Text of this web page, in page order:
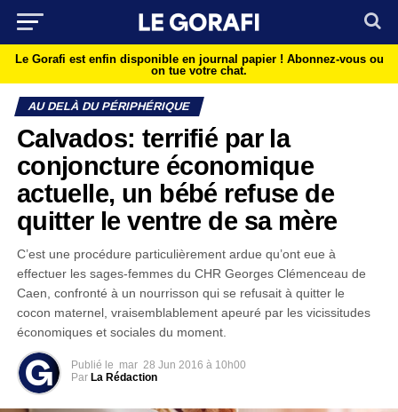
Le Gorafi est enfin disponible en journal papier ! Abonnez-vous ou
on tue votre chat.
AU DELÀ DU PÉRIPHÉRIQUE
Calvados: terrifié par la
conjoncture économique
actuelle, un bébé refuse de
quitter le ventre de sa mère
C’est une procédure particulièrement ardue qu’ont eue à
effectuer les sages-femmes du CHR Georges Clémenceau de
Caen, confronté à un nourrisson qui se refusait à quitter le
cocon maternel, vraisemblablement apeuré par les vicissitudes
économiques et sociales du moment.
Publié le mar 28 Jun 2016 à 10h00
Par La Rédaction